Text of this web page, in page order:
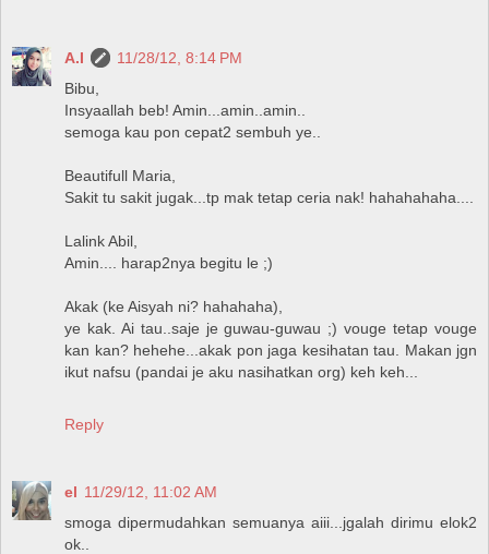
A.I
11/28/12, 8:14 PM
Bibu,
Insyaallah beb! Amin...amin..amin..
semoga kau pon cepat2 sembuh ye..
Beautifull Maria,
Sakit tu sakit jugak...tp mak tetap ceria nak! hahahahaha....
Lalink Abil,
Amin.... harap2nya begitu le ;)
Akak (ke Aisyah ni? hahahaha),
ye kak. Ai tau..saje je guwau-guwau ;) vouge tetap vouge
kan kan? hehehe...akak pon jaga kesihatan tau. Makan jgn
ikut nafsu (pandai je aku nasihatkan org) keh keh...
Reply
el 11/29/12, 11:02 AM
smoga dipermudahkan semuanya aiii...jgalah dirimu elok2
ok..